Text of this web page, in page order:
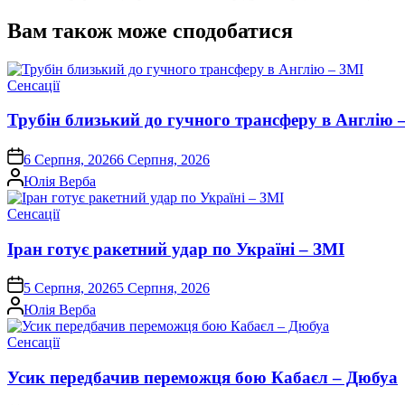
Вам також може сподобатися
Опублікувати
Сенсації
Трубін близький до гучного трансферу в Англію
on6 Серпня, 20266 Серпня, 2026
Опубліковано
Юлія Верба
Опублікувати
Сенсації
Іран готує ракетний удар по Україні – ЗМІ
on 5 Серпня, 20265 Серпня, 2026
Опубліковано
Юлія Верба
Опублікувати
Сенсації
Усик передбачив переможця бою Кабаєл – Дюбуа